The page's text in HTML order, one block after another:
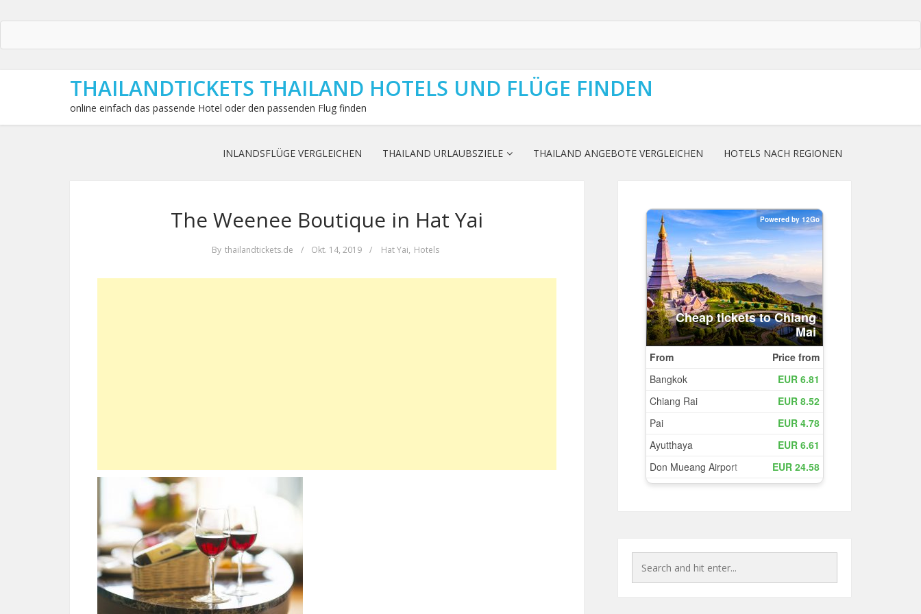
THAILANDTICKETS THAILAND HOTELS UND FLÜGE FINDEN
online einfach das passende Hotel oder den passenden Flug finden
INLANDSFLÜGE VERGLEICHEN THAILAND URLAUBSZIELE THAILAND ANGEBOTE VERGLEICHEN HOTELS NACH REGIONEN
The Weenee Boutique in Hat Yai
By thailandtickets.de / Okt. 14, 2019 / Hat Yai, Hotels